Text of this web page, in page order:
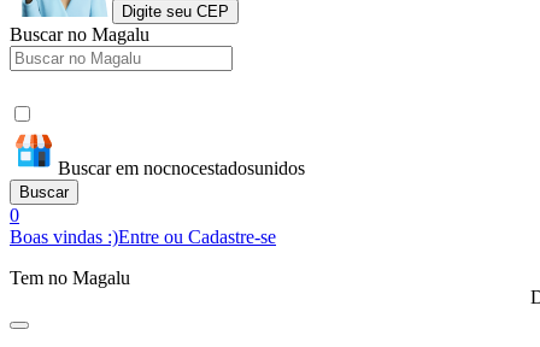
Digite seu CEP
Buscar no Magalu
Buscar em nocnocestadosunidos
Buscar
0
Boas vindas :)Entre ou Cadastre-se
Tem no Magalu